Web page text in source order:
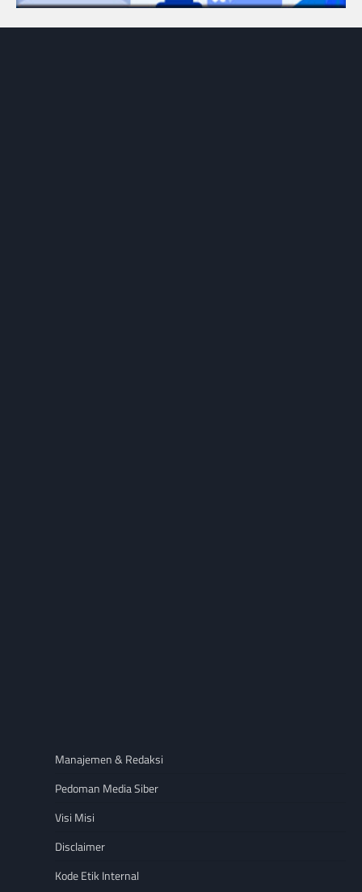
Manajemen & Redaksi
Pedoman Media Siber
Visi Misi
Disclaimer
Kode Etik Internal